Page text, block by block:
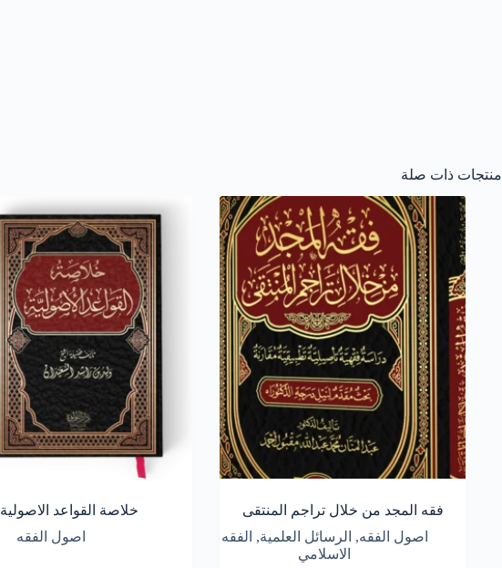
منتجات ذات صلة
فقه المجد من خلال تراجم المنتقى
اصول الفقه, الرسائل العلمية, الفقه
الاسلامي
خلاصة القواعد الاصولية
اصول الفقه